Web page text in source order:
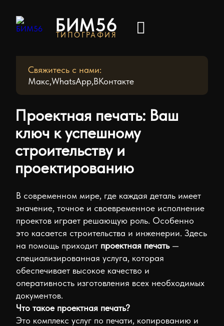
БИМ56
ТИПОГРАФИЯ
Свяжитесь с нами:
Макс WhatsApp ВКонтакте
Проектная печать: Ваш
ключ к успешному
строительству и
проектированию
В современном мире, где каждая деталь имеет
значение, точное и своевременное исполнение
проектов играет решающую роль. Особенно
это касается строительства и инженерии. Здесь
на помощь приходит проектная печать—
специализированная услуга, которая
обеспечивает высокое качество и
оперативность изготовления всех необходимых
документов.
Что такое проектная печать?
Это комплекс услуг по печати, копированию и
+7
19
17
нам:
WhatsApp
ВКонтакте
Доставка
Статьи
Контакты
Проектная
печать
рабочей